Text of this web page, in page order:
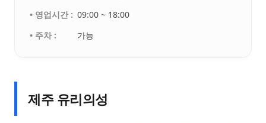
• 영업시간 : 09:00 ~ 18:00
• 주차 :
가능
제주 유리의성